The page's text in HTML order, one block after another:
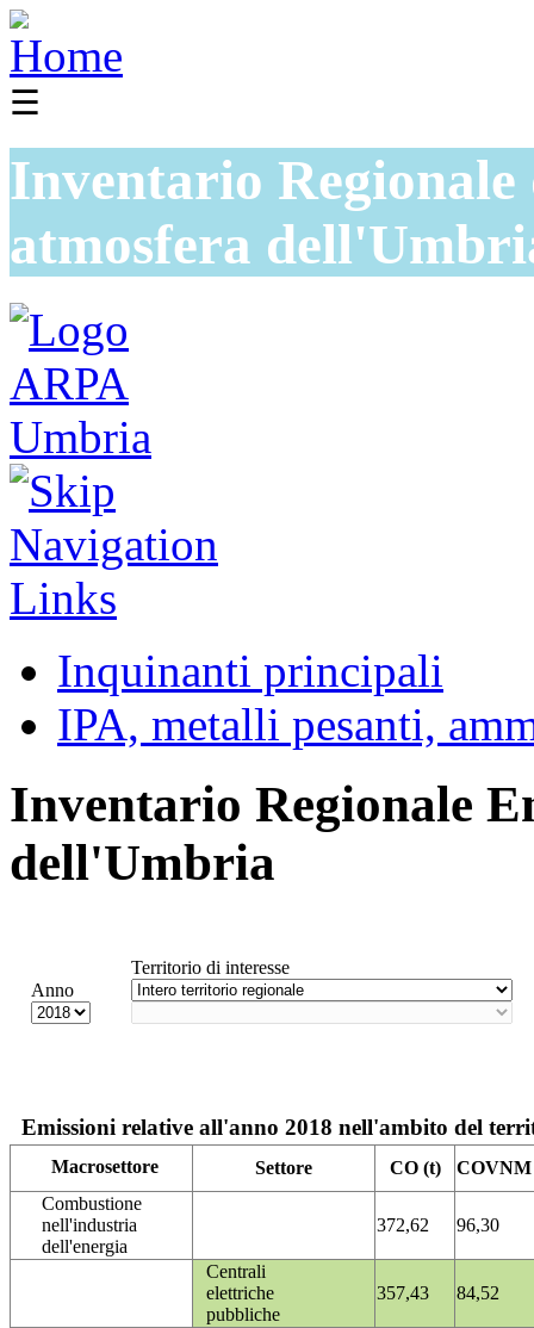
☰
Inventario
atmosfera
Inquinanti principali
IPA, metalli pesanti,
Inventario Regionale
dell'Umbria
Anno
Territorio di interesse
Emissioni relative all'anno 2018 nell'ambito del
Macrosettore Settore CO (t)
COVNM
Combustione
nell'industria
dell'energia
372,62 96,30
Centrali
elettriche
pubbliche
357,43 84,52